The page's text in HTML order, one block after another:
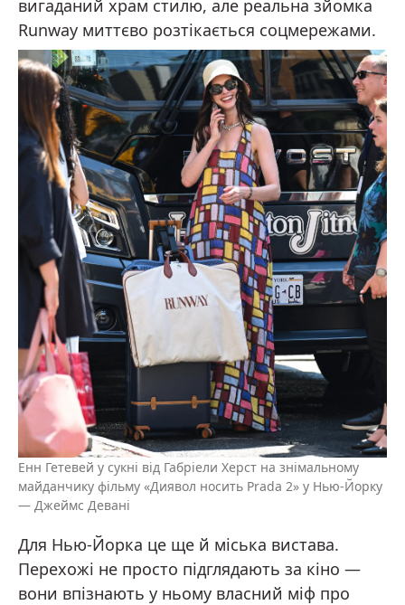
вигаданий храм стилю, але реальна зйомка
Runway миттєво розтікається соцмережами.
Енн Гетевей у сукні від Габріели Херст на знімальному
майданчику фільму «Диявол носить Prada 2» у Нью-Йорку
— Джеймс Девані
Для Нью-Йорка це ще й міська вистава.
Перехожі не просто підглядають за кіно —
вони впізнають у ньому власний міф про